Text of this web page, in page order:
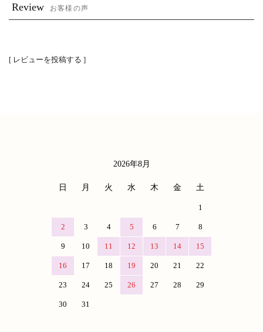
Review お客様の声
[ レビューを投稿する ]
2026年8月
日 月 火 水 木 金 土
1
2 3 4 5 6 7 8
9 10 11 12 13 14 15
16 17 18 19 20 21 22
23 24 25 26 27 28 29
30 31